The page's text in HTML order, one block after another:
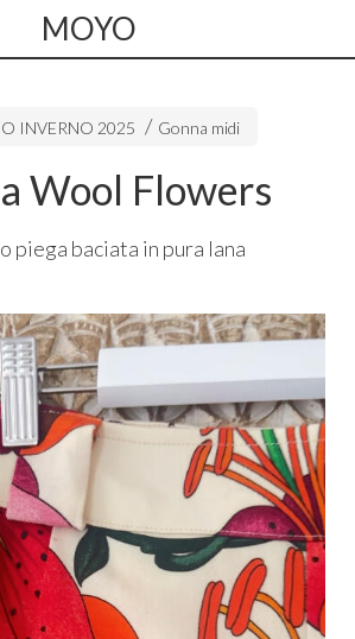
MOYO
INVERNO 2025 Gonna midi
Wool Flowers
piega baciata in pura lana